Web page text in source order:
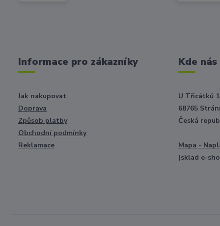
Informace pro zákazníky
Jak nakupovat
Doprava
Způsob platby
Obchodní podmínky
Reklamace
Kde
U Třicátků
68765
Česká
Mapa -
(sklad e-